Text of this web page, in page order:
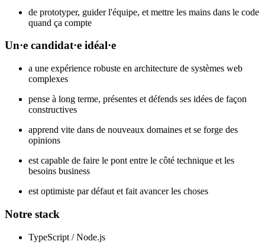
de prototyper, guider l'équipe, et mettre les mains dans le code
quand ça compte
Un·e candidat·e idéal·e
a une expérience robuste en architecture de systèmes web
complexes
pense à long terme, présentes et défends ses idées de façon
constructives
apprend vite dans de nouveaux domaines et se forge des
opinions
est capable de faire le pont entre le côté technique et les
besoins business
est optimiste par défaut et fait avancer les choses
Notre stack
TypeScript / Node.js